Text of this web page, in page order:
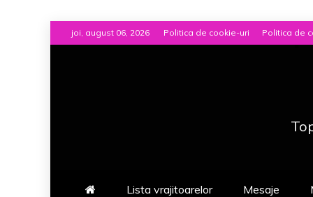
to
joi, august 06, 2026 Politica de cookie-uri Politica de
Lista vrajitoarelor Mesaje